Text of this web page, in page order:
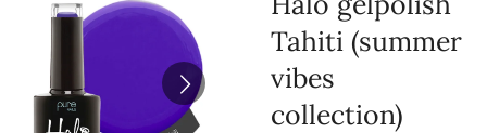
Tahiti (summer
vibes
collection)